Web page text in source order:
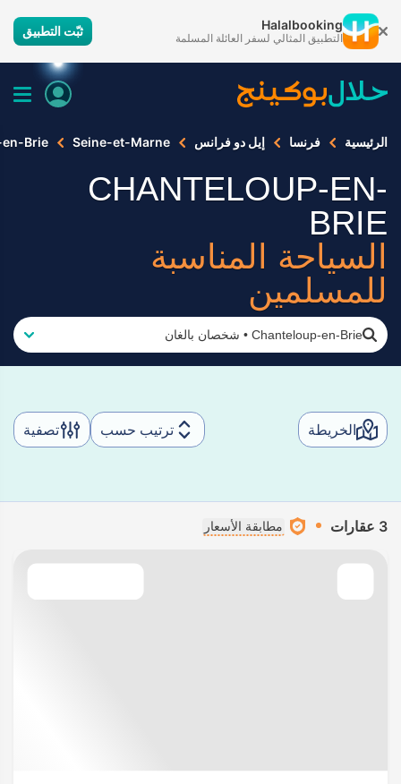
Halalbooking
التطبيق المثالي لسفر العائلة المسلمة ثبّت التطبيق
الرئيسية فرنسا إيل دو فرانس Seine-et-Marne
Brie
CHANTELOUP-EN-
BRIE
السياحة المناسبة
للمسلمين
Chanteloup-en-Brie
• شخصان بالغان
الخريطة ترتيب حسب تصفية
3 عقارات مطابقة الأسعار